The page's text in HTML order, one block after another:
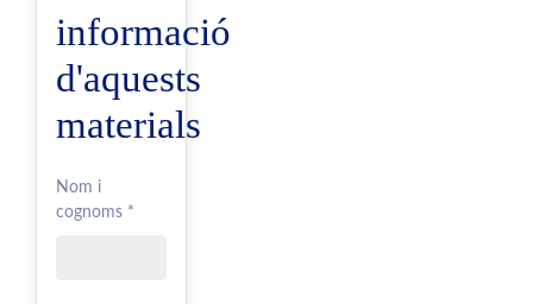
informació
d'aquests
materials
Nom i
cognoms *